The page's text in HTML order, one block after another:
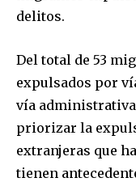
delitos.
Del total de 53
expulsados por
vía
priorizar la
extranjeras que
tienen